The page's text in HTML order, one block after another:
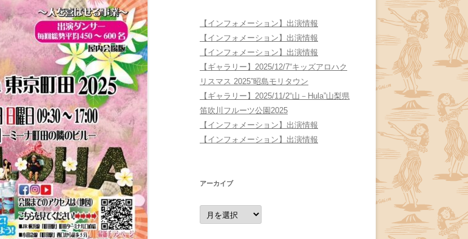
【インフォメーション】出演情報
【インフォメーション】出演情報
【インフォメーション】出演情報
【ギャラリー】2025/12/7“キッズアロハク
リスマス 2025”昭島モリタウン
【ギャラリー】2025/11/2“山－Hula”山梨県
笛吹川フルーツ公園2025
【インフォメーション】出演情報
【インフォメーション】出演情報
アーカイブ
ア
ー
カ